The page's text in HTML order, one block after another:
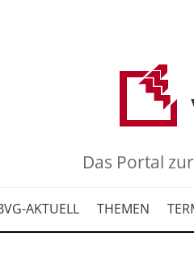
Das Portal
AKTUELL THEMEN